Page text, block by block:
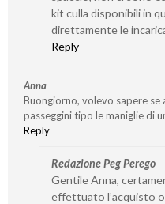
kit culla disponibili in
direttamente le
Reply
Anna
Buongiorno, volevo sapere se
passeggini tipo le maniglie di
Reply
Redazione Peg Perego
Gentile Anna,
effettuato l’acquisto